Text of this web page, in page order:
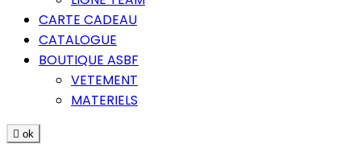
CARTE CADEAU
CATALOGUE
BOUTIQUE ASBF
VETEMENT
MATERIELS
 ok